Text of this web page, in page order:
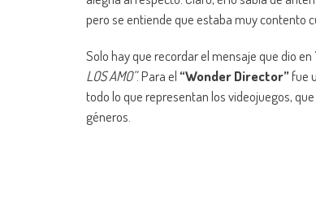
pero se entiende que estaba muy contento
Solo hay que recordar el mensaje que dio en
LOS AMO”. Para el“Wonder Director”fue
todo lo que representan los videojuegos,
géneros.